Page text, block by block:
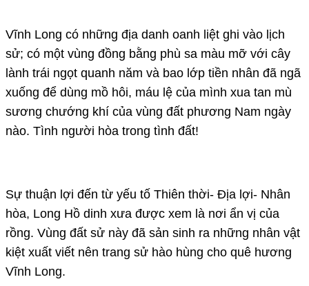
Vĩnh Long có những địa danh oanh liệt ghi vào lịch
sử; có một vùng đồng bằng phù sa màu mỡ với cây
lành trái ngọt quanh năm và bao lớp tiền nhân đã ngã
xuống để dùng mồ hôi, máu lệ của mình xua tan mù
sương chướng khí của vùng đất phương Nam ngày
nào. Tình người hòa trong tình đất!
Sự thuận lợi đến từ yếu tố Thiên thời- Địa lợi- Nhân
hòa, Long Hồ dinh xưa được xem là nơi ẩn vị của
rồng. Vùng đất sử này đã sản sinh ra những nhân vật
kiệt xuất viết nên trang sử hào hùng cho quê hương
Vĩnh Long.